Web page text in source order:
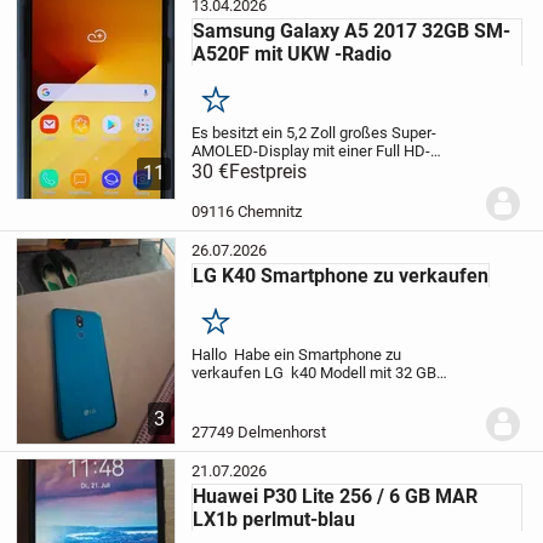
Zahlungseingang.
Versandkosten richtet sich nach den „aktuellen“ Post bzw.
Paketdienst Preisen
Bei Verlust oder Transportschäden durch Paketdienst / Post
wird keine Haftung übernommen.
Versandrisiko trägt der Käufer, sobald die Ware an den
Zusteller übergeben wurde § 447 BGB
PRIVATVERKAUF:
„Der Verkauf erfolgt unter Ausschluss jeglicher Gewähr­
leistung“
Bei Kauf dieses Artikels erklären Sie sich ausdrücklich
damit einverstanden, auf alle Haftungs- und
Gewährleistungsansprüche (Garantie) sowie
11
13.04.2026
Samsung Galaxy A5 2017 32GB SM-
A520F mit UKW -Radio
Merken
Es besitzt ein 5,2 Zoll großes Super-
AMOLED-Display mit einer Full HD-
Auflösung. Im Inneren arbeitet ein Octa-
Core-Prozessor, dessen acht Kerne mit
1,9 GHz takten und mit dem 3 GB großen
Arbeitsspeich...
30 €Festpreis
09116 Chemnitz
3
26.07.2026
LG K40 Smartphone zu verkaufen
Merken
Hallo Habe ein Smartphone zu
verkaufen LG k40 Modell mit 32 GB
27749 Delmenhorst
21.07.2026
Huawei P30 Lite 256 / 6 GB MAR
LX1b perlmut-blau